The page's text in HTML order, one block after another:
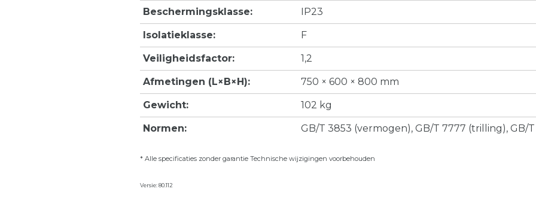
Beschermingsklasse: IP23
Isolatieklasse: F
Veiligheidsfactor: 1,2
Afmetingen (L×B×H): 750 × 600 × 800 mm
Gewicht: 102 kg
Normen: GB/T 3853 (vermogen), GB/T 7777 (trilling), GB/
* Alle specificaties zonder garantie Technische wijzigingen voorbehouden
Versie: 80.112